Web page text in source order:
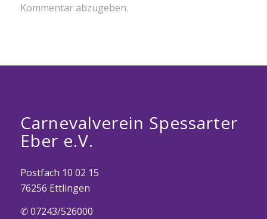
Kommentar abzugeben.
Carnevalverein Spessarter
Eber e.V.
Postfach 10 02 15
76256 Ettlingen
✆ 07243/526000